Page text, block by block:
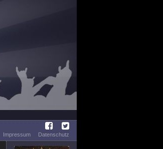
Impressum
Datenschutz